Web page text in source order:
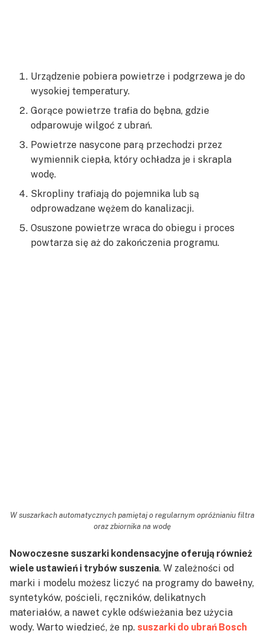
Urządzenie pobiera powietrze i podgrzewa je do
wysokiej temperatury.
Gorące powietrze trafia do bębna, gdzie
odparowuje wilgoć z ubrań.
Powietrze nasycone parą przechodzi przez
wymiennik ciepła, który ochładza je i skrapla
wodę.
Skropliny trafiają do pojemnika lub są
odprowadzane wężem do kanalizacji.
Osuszone powietrze wraca do obiegu i proces
powtarza się aż do zakończenia programu.
W suszarkach automatycznych pamiętaj o regularnym opróżnianiu filtra
oraz zbiornika na wodę
Nowoczesne suszarki kondensacyjne oferują również
wiele ustawień i trybów suszenia. W zależności od
marki i modelu możesz liczyć na programy do bawełny,
syntetyków, pościeli, ręczników, delikatnych
materiałów, a nawet cykle odświeżania bez użycia
wody. Warto wiedzieć, że np. suszarki do ubrań Bosch